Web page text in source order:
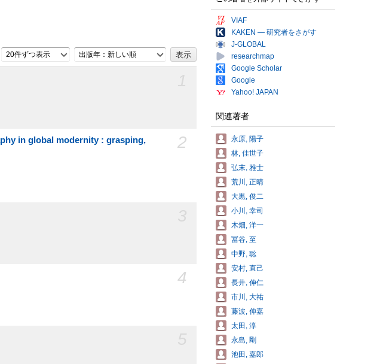
20件ずつ表示 出版年：新しい順
2
in global modernity : grasping,
4
VIAF
KAKEN — 研究者をさがす
J-GLOBAL
researchmap
Google Scholar
Google
Yahoo! JAPAN
関連著者
永原, 陽子
林, 佳世子
弘末, 雅士
荒川, 正晴
大黒, 俊二
小川, 幸司
木畑, 洋一
冨谷, 至
中野, 聡
安村, 直己
長井, 伸仁
市川, 大祐
藤波, 伸嘉
太田, 淳
永島, 剛
池田, 嘉郎